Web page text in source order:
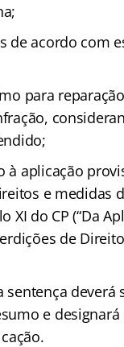
de acordo com
para
à aplicação
e medidas
XI do CP (“Da
de
sentença deverá
e